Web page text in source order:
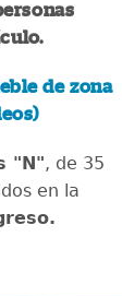
de zona
"N", de 35
en la